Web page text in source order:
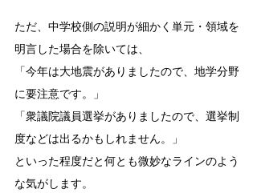
ただ、中学校側の説明が細かく単元・領域を
明言した場合を除いては、
「今年は大地震がありましたので、地学分野
に要注意です。」
「衆議院議員選挙がありましたので、選挙制
度などは出るかもしれません。」
といった程度だと何とも微妙なラインのよう
な気がします。